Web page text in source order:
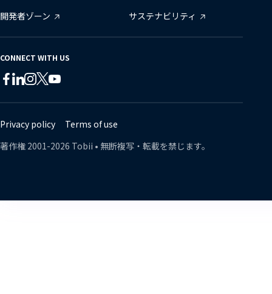
開発者ゾーン
サステナビリティ
CONNECT WITH US
Tobii
Facebook
Tobii
Linkedin
Tobii
Instagram
Tobii
Twitter
Tobii
Youtube
Tobii
Lin
Privacy policy
Terms of use
著作権 2001-2026 Tobii • 無断複写・転載を禁じます。